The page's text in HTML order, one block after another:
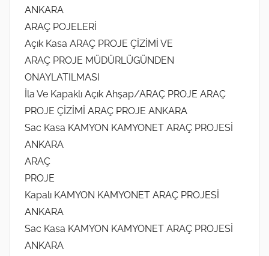
ANKARA
ARAÇ POJELERİ
Açık Kasa ARAÇ PROJE ÇİZİMİ VE
ARAÇ PROJE MÜDÜRLÜGÜNDEN
ONAYLATILMASI
İla Ve Kapaklı Açık Ahşap/ARAÇ PROJE ARAÇ
PROJE ÇİZİMİ ARAÇ PROJE ANKARA
Sac Kasa KAMYON KAMYONET ARAÇ PROJESİ
ANKARA
ARAÇ
PROJE
Kapalı KAMYON KAMYONET ARAÇ PROJESİ
ANKARA
Sac Kasa KAMYON KAMYONET ARAÇ PROJESİ
ANKARA